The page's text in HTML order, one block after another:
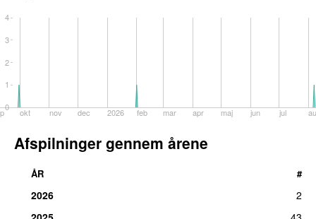
okt nov dec 2026 feb mar apr maj jun jul
0
1
2
3
4
Afspilninger gennem årene
ÅR #
2026
2